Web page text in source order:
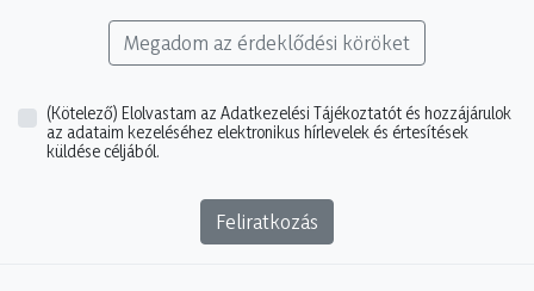
Megadom az érdeklődési köröket
(Kötelező) Elolvastam az Adatkezelési Tájékoztatót és hozzájárulok
az adataim kezeléséhez elektronikus hírlevelek és értesítések
küldése céljából.
Feliratkozás